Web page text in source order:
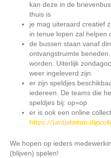
kan deze in de
thuis is
je mag uiteraard creatief
in tenue lopen zal helpen
de bussen staan vanaf
ontvangstruimte
worden. Uiterlijk
weer ingeleverd zijn
er zijn speldjes
iedereen. De teams die
speldjes bij: op=op
er is ook een online
https://
We hopen op ieders
(blijven) spelen!